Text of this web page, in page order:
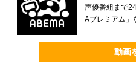
声優番組まで
Aプレミアム」
動画